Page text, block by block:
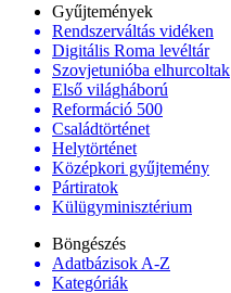
Gyűjtemények
Rendszerváltás vidéken
Digitális Roma levéltár
Szovjetunióba elhurcoltak
Első világháború
Reformáció 500
Családtörténet
Helytörténet
Középkori gyűjtemény
Pártiratok
Külügyminisztérium
Böngészés
Adatbázisok A-Z
Kategóriák